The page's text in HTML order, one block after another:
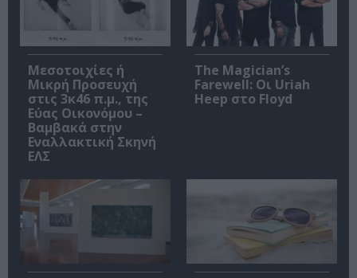
Μεσοτοιχίες ή
Μικρή Προσευχή
στις 3κ46 π.μ., της
Εύας Οικονόμου –
Βαμβακά στην
Εναλλακτική Σκηνή
ΕΛΣ
The Magician’s
Farewell: Οι Uriah
Heep στο Floyd